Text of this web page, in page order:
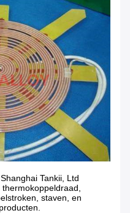
Tankii, Ltd
staven, en